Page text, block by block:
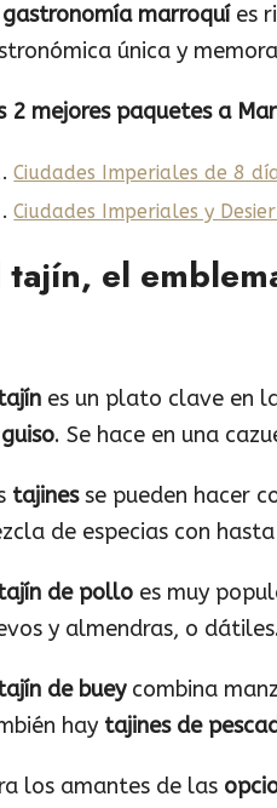
gastronomía marroquíes
única y
2 mejores paquetes a
Ciudades Imperiales de 8
Ciudades Imperiales y
tajín, el
es un plato clave en
guiso. Se hace en una
tajinesse pueden hacer
de especias con
de pollo es muy
y almendras, o
de bueycombina
hay tajines de
los amantes de las